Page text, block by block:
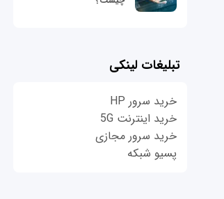
تبلیغات لینکی
خرید سرور HP
خرید اینترنت 5G
خرید سرور مجازی
پسیو شبکه